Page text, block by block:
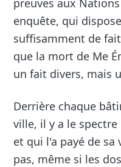
enquête, qui
suffisamment de
que la mort de Me
un fait divers, mais
Derrière chaque
ville, il y a le
et qui l'a payé de sa
pas, même si les